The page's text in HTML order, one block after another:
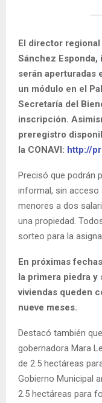
El director regional
Sánchez
serán aperturadas
un módulo en el
Secretaría del
inscripción.
preregistro
la CONAVI: http://
Precisó que podrán
informal, sin
menores a dos
una propiedad.
sorteo para la
En próximas
la primera piedra y
viviendas queden
nueve meses.
Destacó también
gobernadora Mara
de 2.5 hectáreas
Gobierno Municipal
2.5 hectáreas para